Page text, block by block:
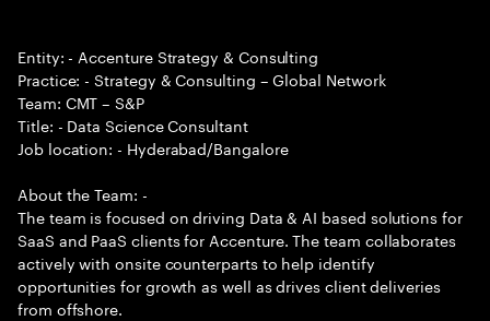
Entity: - Accenture Strategy & Consulting
Practice: - Strategy & Consulting – Global Network
Team: CMT – S&P
Title: - Data Science Consultant
Job location: - Hyderabad/Bangalore
About the Team: -
The team is focused on driving Data & AI based solutions for
SaaS and PaaS clients for Accenture. The team collaborates
actively with onsite counterparts to help identify
opportunities for growth as well as drives client deliveries
from offshore.